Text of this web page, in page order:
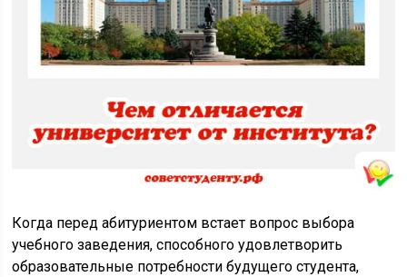
Когда перед абитуриентом встает вопрос выбора
учебного заведения, способного удовлетворить
образовательные потребности будущего студента,